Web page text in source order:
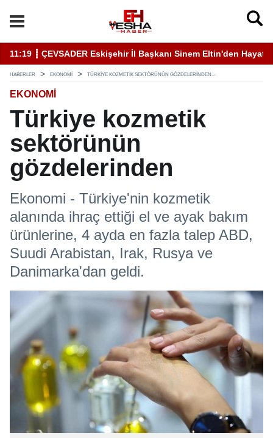
11:19 ┋ ÇEVSADER Eskişehir İl Başkanı Sinem Eltin'den
HABERLER EKONOMI TÜRKIYE KOZMETIK SEKTÖRÜNÜN GÖZDELERINDEN...
EKONOMI
Türkiye kozmetik
sektörünün
gözdelerinden
Ekonomi - Türkiye'nin kozmetik
alanında ihraç ettiği el ve ayak bakım
ürünlerine, 4 ayda en fazla talep ABD,
Suudi Arabistan, Irak, Rusya ve
Danimarka'dan geldi.